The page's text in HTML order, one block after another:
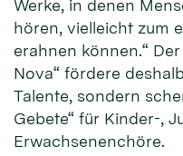
Werke, in denen
hören, vielleicht zum
erahnen können.“
Nova“ fördere
Talente, sondern
Gebete“ für Kinder-,
Erwachsenenchöre.